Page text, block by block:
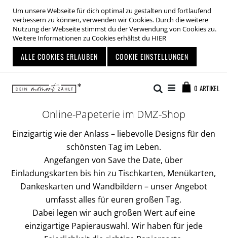
Um unsere Webseite für dich optimal zu gestalten und fortlaufend
verbessern zu können, verwenden wir Cookies. Durch die weitere
Nutzung der Webseite stimmst du der Verwendung von Cookies zu.
Weitere Informationen zu Cookies erhältst du HIER
ALLE COOKIES ERLAUBEN COOKIE EINSTELLUNGEN
Inhalt
springen
0 ARTIKEL
Suche
Online-Papeterie im DMZ-Shop
Einzigartig wie der Anlass – liebevolle Designs für den
schönsten Tag im Leben.
Angefangen von Save the Date, über
Einladungskarten bis hin zu Tischkarten, Menükarten,
Dankeskarten und Wandbildern – unser Angebot
umfasst alles für euren großen Tag.
Dabei legen wir auch großen Wert auf eine
einzigartige Papierauswahl. Wir haben für jede